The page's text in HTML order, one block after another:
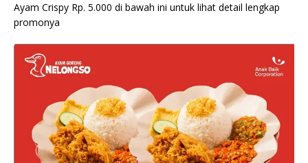
Ayam Crispy Rp. 5.000 di bawah ini untuk lihat detail lengkap
promonya